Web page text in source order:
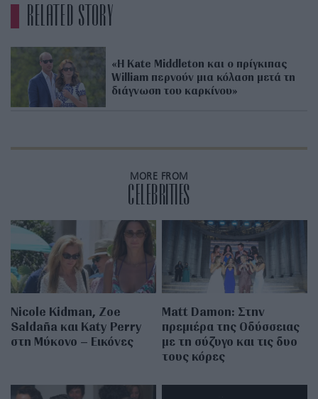
RELATED STORY
«Η Kate Middleton και ο πρίγκιπας
William περνούν μια κόλαση μετά τη
διάγνωση του καρκίνου»
MORE FROM
CELEBRITIES
Nicole Kidman, Zoe
Saldaña και Katy Perry
στη Μύκονο – Εικόνες
Matt Damon: Στην
πρεμιέρα της Οδύσσειας
με τη σύζυγο και τις δυο
τους κόρες